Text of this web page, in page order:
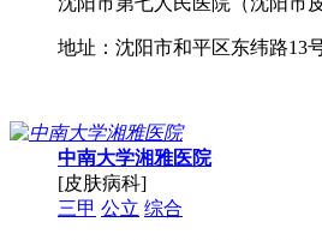
地址：沈阳市和平区东纬路13
中南大学湘雅医院
[皮肤病科]
三甲 公立 综合